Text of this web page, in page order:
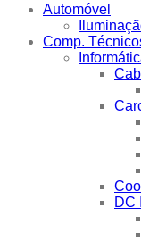
Automóvel
Comp.
DC